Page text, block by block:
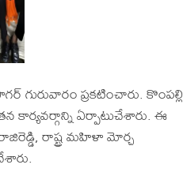
గురువారం ప్రకటించారు. కొంపల్లి
కార్యవర్గాన్ని ఏర్పాటుచేశారు. ఈ
రాజిరెడ్డి, రాష్ట్ర మహిళా మోర్చ